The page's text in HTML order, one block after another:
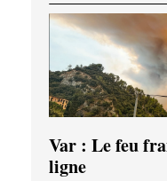
Var : Le feu
ligne